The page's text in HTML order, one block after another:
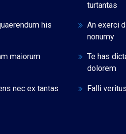
his
maiorum
nec ex tantas
turtantas
An exerci
nonumy
Te has
dolorem
Falli